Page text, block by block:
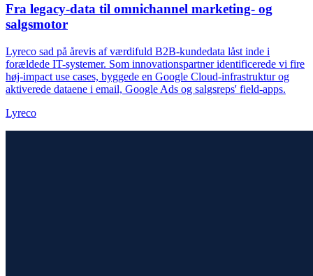
Fra legacy-data til omnichannel marketing- og
salgsmotor
Lyreco sad på årevis af værdifuld B2B-kundedata låst inde i
forældede IT-systemer. Som innovationspartner identificerede vi fire
høj-impact use cases, byggede en Google Cloud-infrastruktur og
aktiverede dataene i email, Google Ads og salgsreps' field-apps.
Lyreco